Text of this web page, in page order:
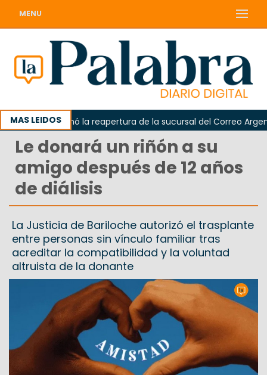
MENU
MAS LEIDOS
reclamó la reapertura de la sucursal del Correo
Le donará un riñón a su
amigo después de 12 años
de diálisis
La Justicia de Bariloche autorizó el trasplante
entre personas sin vínculo familiar tras
acreditar la compatibilidad y la voluntad
altruista de la donante